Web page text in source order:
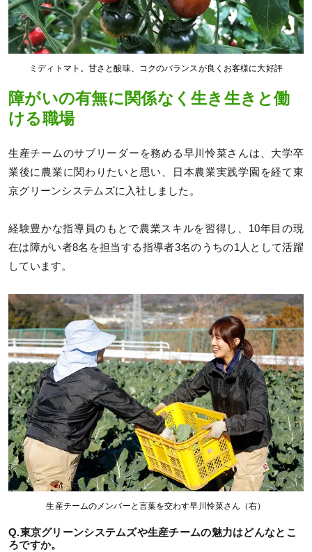
ミディトマト。甘さと酸味、コクのバランスが良くお客様に大好評
障がいの有無に関係なく生き生きと働
ける職場
生産チームのサブリーダーを務める早川怜菜さんは、大学卒
業後に農業に関わりたいと思い、日本農業実践学園を経て東
京グリーンシステムズに入社しました。
経験豊かな指導員のもとで農業スキルを習得し、10年目の現
在は障がい者8名を担当する指導者3名のうちの1人として活躍
しています。
生産チームのメンバーと言葉を交わす早川怜菜さん（右）
Q.東京グリーンシステムズや生産チームの魅力はどんなとこ
ろですか。